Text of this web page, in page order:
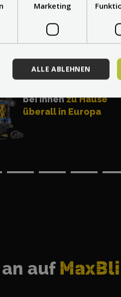
Blinker die
bei Ihnenzu Hause
überall in Europa
auf
Marketing
ALLE ABLEHNEN